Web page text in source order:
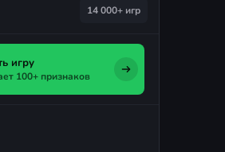
14 000+ игр
игру
100+ признаков